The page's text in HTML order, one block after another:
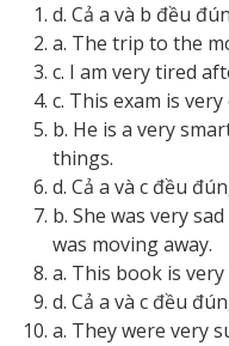
d. Cả a và b đều
a. The trip to the
c. I am very tired
c. This exam is
b. He is a very
things.
d. Cả a và c đều
b. She was very
was moving away.
a. This book is
d. Cả a và c đều
a. They were very